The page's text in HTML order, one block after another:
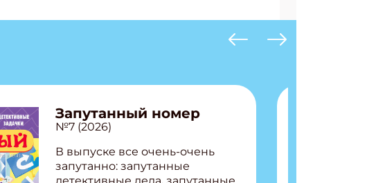
Запутанный номер
№7 (2026)
В выпуске все очень-очень
запутанно: запутанные
ПОДПИСАТЬСЯ